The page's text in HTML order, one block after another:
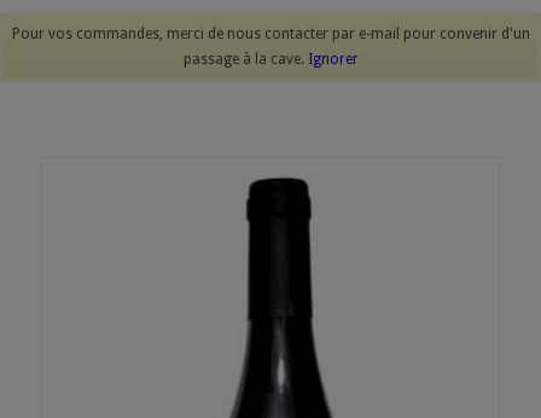
Pour vos commandes, merci de nous contacter par e-mail pour convenir d'un
passage à la cave. Ignorer